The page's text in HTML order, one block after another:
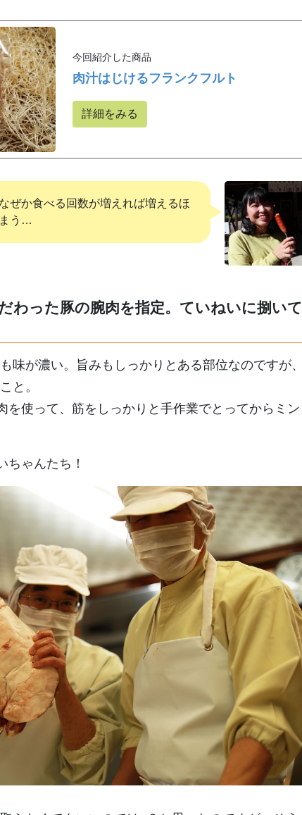
今回紹介した商品
肉汁はじけるフランクフルト
詳細をみる
ぜか食べる回数が増えれば増えるほ
う…
わった豚の腕肉を指定。ていねいに捌いて
味が濃い。旨みもしっかりとある部位なのですが、
と。
を使って、筋をしっかりと手作業でとってからミン
ちゃんたち！